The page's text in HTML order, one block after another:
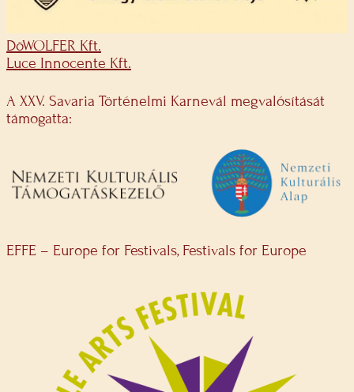
DöWOLFER Kft.
Luce Innocente Kft.
A XXV. Savaria Történelmi Karnevál megvalósítását
támogatta:
EFFE – Europe for Festivals, Festivals for Europe